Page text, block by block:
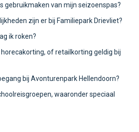
gebruikmaken van mijn seizoenspas?
zijn er bij Familiepark Drievliet?
ik roken?
horecakorting, of retailkorting geldig bij
bij Avonturenpark Hellendoorn?
waaronder speciaal